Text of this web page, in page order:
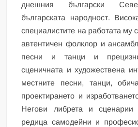
днешния български
българската народност.
специалистите на работата му
автентичен фолклор и
песни и танци и
сценичната и художествена
местните песни, танци,
проектирането и
Негови либрета и сценарии
редица самодейни и